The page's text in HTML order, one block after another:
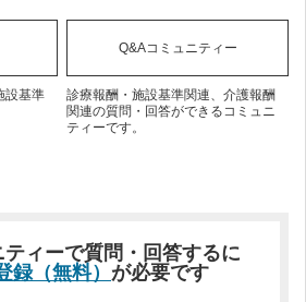
設基準
Q&Aコミュニティー
診療報酬・施設基準関連、介護報酬
関連の質問・回答ができるコミュニ
ティーです。
ィーで質問・回答するに
録（無料） が必要です